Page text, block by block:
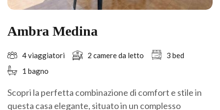
Ambra Medina
4 viaggiatori 2 camere da letto
3 bed
1 bagno
Scopri la perfetta combinazione di comfort e stile in
questa casa elegante, situato in un complesso